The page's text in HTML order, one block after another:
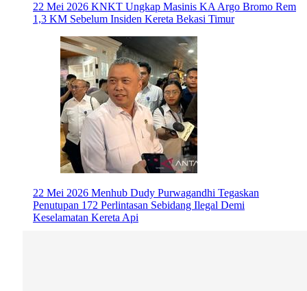
22 Mei 2026 KNKT Ungkap Masinis KA Argo Bromo Rem
1,3 KM Sebelum Insiden Kereta Bekasi Timur
22 Mei 2026 Menhub Dudy Purwagandhi Tegaskan
Penutupan 172 Perlintasan Sebidang Ilegal Demi
Keselamatan Kereta Api